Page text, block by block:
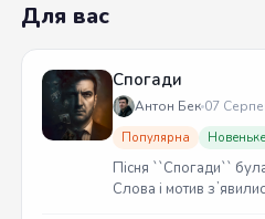
Для вас
Спогади
Антон Бек 07
Популярна Новеньке
Пісня ``Спогади``
Слова і мотив